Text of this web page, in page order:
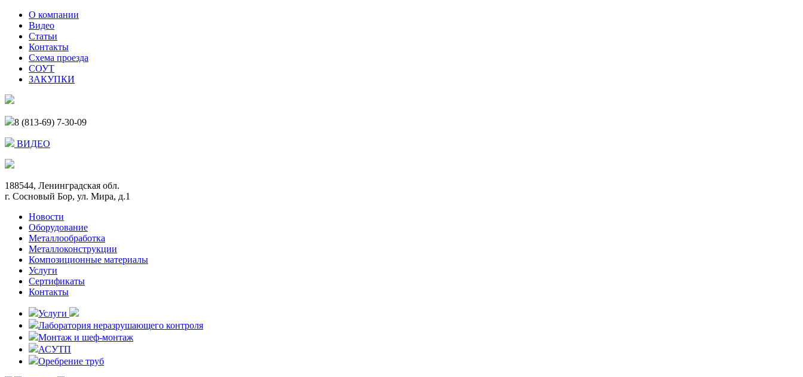
О компании
Видео
Статьи
Контакты
Схема проезда
СОУТ
ЗАКУПКИ
8 (813-69) 7-30-09
ВИДЕО
188544, Ленинградская обл.
г. Сосновый Бор, ул. Мира, д.1
Новости
Оборудование
Металлообработка
Металлоконструкции
Композиционные материалы
Услуги
Сертификаты
Контакты
Услуги
Лаборатория неразрушающего контроля
Монтаж и шеф-монтаж
АСУТП
Оребрение труб